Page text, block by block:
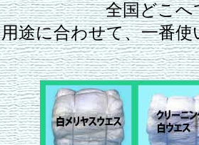
全国どこへ
用途に合わせて、一番